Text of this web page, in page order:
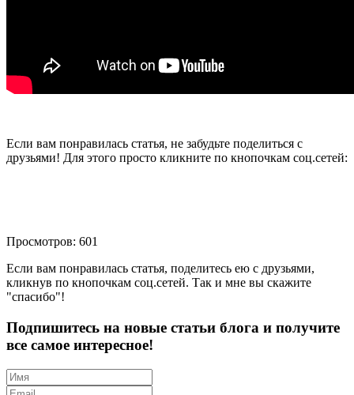
Если вам понравилась статья, не забудьте поделиться с
друзьями! Для этого просто кликните по кнопочкам соц.сетей:
Просмотров: 601
Если вам понравилась статья, поделитесь ею с друзьями,
кликнув по кнопочкам соц.сетей. Так и мне вы скажите
"спасибо"!
Подпишитесь на новые статьи блога и получите
все самое интересное!